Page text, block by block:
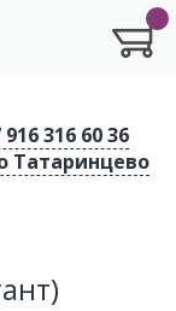
916 316 60 36
Татаринцево